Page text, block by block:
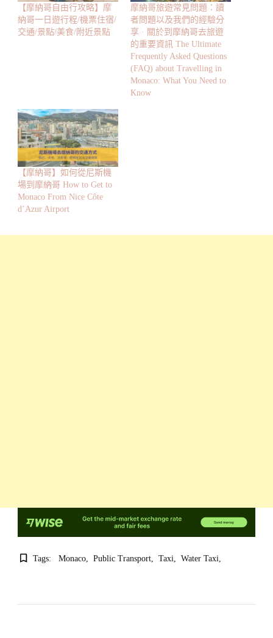
【摩納哥自由行攻略】摩
納哥一日遊行程/機票住宿/
交通/景點/美食/附近景點
摩納哥旅遊常見問題：讀
者問題以及我們的經驗分
享 · 關於到摩納哥去旅遊
的重要資訊 The Ultimate
Frequently Asked Questions
(FAQ) about Travelling in
Monaco: What You Need to
Know
【摩納哥】如何從尼斯機
場到摩納哥 How to Get to
Monaco From Nice Côte
d’Azur Airport
Tags: Monaco Public Transport Taxi Water Taxi